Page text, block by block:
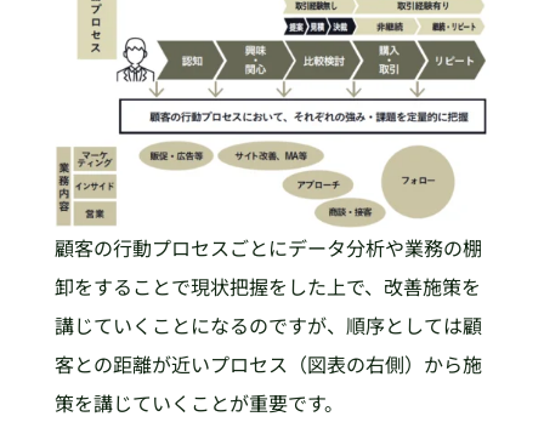
顧客の行動プロセスごとにデータ分析や業務の棚
卸をすることで現状把握をした上で、改善施策を
講じていくことになるのですが、順序としては顧
客との距離が近いプロセス（図表の右側）から施
策を講じていくことが重要です。